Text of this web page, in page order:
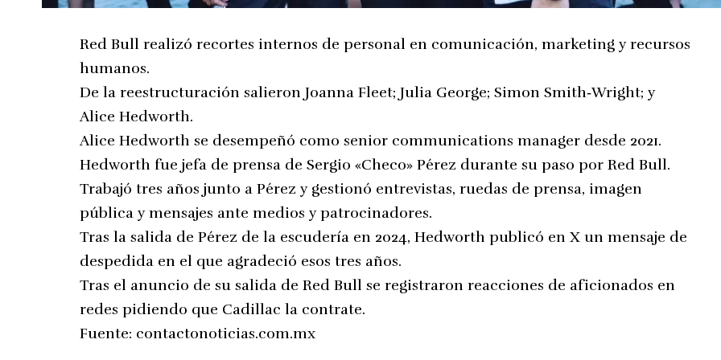
Red Bull realizó recortes internos de personal en comunicación, marketing y recursos
humanos.
De la reestructuración salieron Joanna Fleet; Julia George; Simon Smith‑Wright; y
Alice Hedworth.
Alice Hedworth se desempeñó como senior communications manager desde 2021.
Hedworth fue jefa de prensa de Sergio «Checo» Pérez durante su paso por Red Bull.
Trabajó tres años junto a Pérez y gestionó entrevistas, ruedas de prensa, imagen
pública y mensajes ante medios y patrocinadores.
Tras la salida de Pérez de la escudería en 2024, Hedworth publicó en X un mensaje de
despedida en el que agradeció esos tres años.
Tras el anuncio de su salida de Red Bull se registraron reacciones de aficionados en
redes pidiendo que Cadillac la contrate.
Fuente: contactonoticias.com.mx